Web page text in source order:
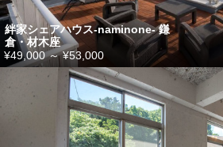
絆家シェアハウス-naminone- 鎌
倉・材木座
¥49,000～¥53,000